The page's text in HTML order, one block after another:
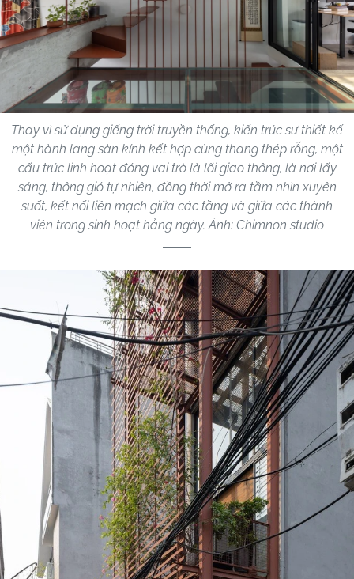
Thay vì sử dụng giếng trời truyền thống, kiến trúc sư thiết kế
một hành lang sàn kính kết hợp cùng thang thép rỗng, một
cấu trúc linh hoạt đóng vai trò là lõi giao thông, là nơi lấy
sáng, thông gió tự nhiên, đồng thời mở ra tầm nhìn xuyên
suốt, kết nối liền mạch giữa các tầng và giữa các thành
viên trong sinh hoạt hằng ngày. Ảnh: Chimnon studio